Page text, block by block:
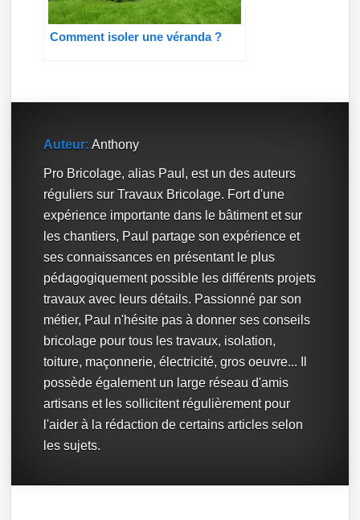
Comment isoler une véranda ?
Auteur: Anthony
Pro Bricolage, alias Paul, est un des auteurs
réguliers sur Travaux Bricolage. Fort d'une
expérience importante dans le bâtiment et sur
les chantiers, Paul partage son expérience et
ses connaissances en présentant le plus
pédagogiquement possible les différents projets
travaux avec leurs détails. Passionné par son
métier, Paul n'hésite pas à donner ses conseils
bricolage pour tous les travaux, isolation,
toiture, maçonnerie, électricité, gros oeuvre... Il
possède également un large réseau d'amis
artisans et les sollicitent régulièrement pour
l'aider à la rédaction de certains articles selon
les sujets.